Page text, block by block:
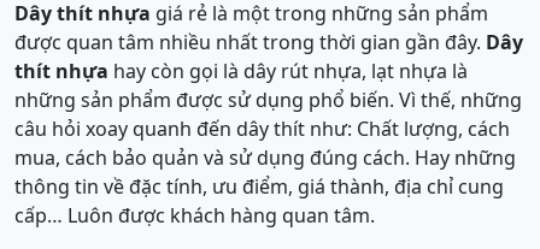
Dây thít nhựa giá rẻ là một trong những sản phẩm
được quan tâm nhiều nhất trong thời gian gần đây. Dây
thít nhựa hay còn gọi là dây rút nhựa, lạt nhựa là
những sản phẩm được sử dụng phổ biến. Vì thế, những
câu hỏi xoay quanh đến dây thít như: Chất lượng, cách
mua, cách bảo quản và sử dụng đúng cách. Hay những
thông tin về đặc tính, ưu điểm, giá thành, địa chỉ cung
cấp… Luôn được khách hàng quan tâm.